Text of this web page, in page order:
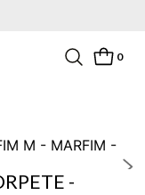
0
-